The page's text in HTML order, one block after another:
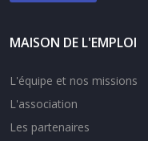
MAISON DE L'EMPLOI
L'équipe et nos missions
L'association
Les partenaires